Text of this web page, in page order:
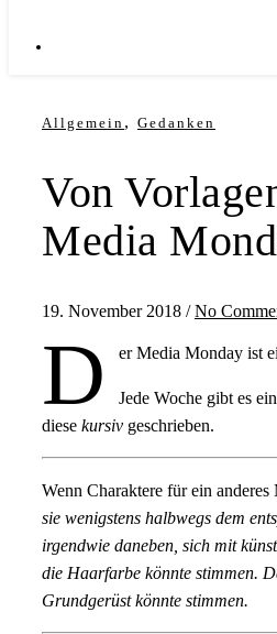
Allgemein , Gedanken
Von
Media
19. November 2018 / No
D er Media Monday ist
Jede Woche gibt es
diese kursiv geschrieben.
Wenn Charaktere für ein
sie wenigstens halbwegs dem
irgendwie daneben, sich mit
die Haarfarbe könnte stimmen.
Grundgerüst könnte stimmen.